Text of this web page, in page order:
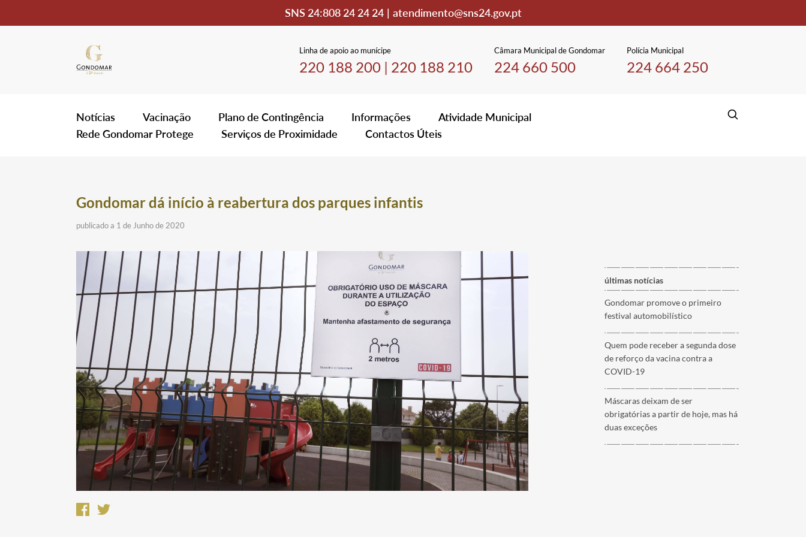
SNS 24:808 24 24 24 | atendimento@sns24.gov.pt
Linha de apoio ao munícipe
220 188 200| 220 188 210
Câmara Municipal de Gondomar
224 660 500
Polícia Municipal
224 664 250
Notícias Vacinação Plano de Contingência Informações
Atividade Municipal
Rede Gondomar Protege
Serviços de Proximidade Contactos Úteis
Gondomar dá início à reabertura dos parques infantis
publicado a 1 de Junho de 2020
últimas notícias
Gondomar promove o primeiro
festival automobilístico
Quem pode receber a segunda dose
de reforço da vacina contra a
COVID-19
Máscaras deixam de ser
obrigatórias a partir de hoje, mas há
duas exceções